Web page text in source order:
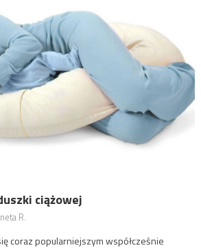
ciążowej
R.
coraz popularniejszym współcześnie